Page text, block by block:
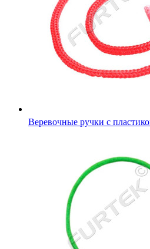
Веревочные ручки с